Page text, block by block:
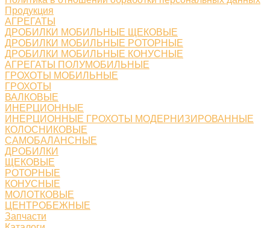
Продукция
АГРЕГАТЫ
ДРОБИЛКИ МОБИЛЬНЫЕ ЩЕКОВЫЕ
ДРОБИЛКИ МОБИЛЬНЫЕ РОТОРНЫЕ
ДРОБИЛКИ МОБИЛЬНЫЕ КОНУСНЫЕ
АГРЕГАТЫ ПОЛУМОБИЛЬНЫЕ
ГРОХОТЫ МОБИЛЬНЫЕ
ГРОХОТЫ
ВАЛКОВЫЕ
ИНЕРЦИОННЫЕ
ИНЕРЦИОННЫЕ ГРОХОТЫ МОДЕРНИЗИРОВАННЫЕ
КОЛОСНИКОВЫЕ
САМОБАЛАНСНЫЕ
ДРОБИЛКИ
ЩЕКОВЫЕ
РОТОРНЫЕ
КОНУСНЫЕ
МОЛОТКОВЫЕ
ЦЕНТРОБЕЖНЫЕ
Запчасти